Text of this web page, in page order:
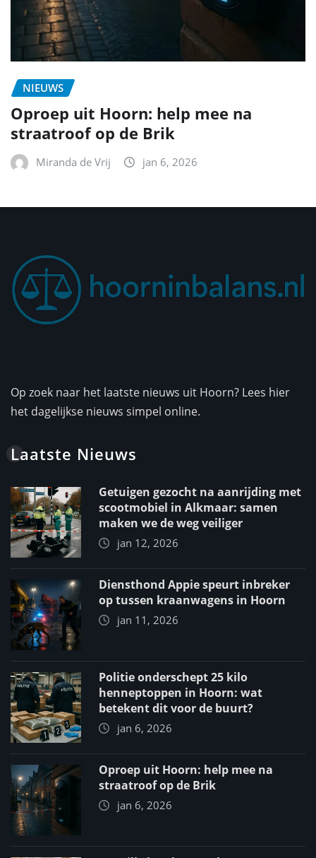
NIEUWS
Oproep uit Hoorn: help mee na
straatroof op de Brik
Miranda de Vrij jan 6, 2026
Op zoek naar het laatste nieuws uit Hoorn? Lees hier
het dagelijkse nieuws simpel online.
Laatste Nieuws
Getuigen gezocht na aanrijding met
scootmobiel in Alkmaar: samen
maken we de weg veiliger
jan 12, 2026
Diensthond Appie speurt inbreker
op tussen kraanwagens in Hoorn
jan 11, 2026
Politie onderschept 25 kilo
henneptoppen in Hoorn: wat
betekent dit voor de buurt?
jan 6, 2026
Oproep uit Hoorn: help mee na
straatroof op de Brik
jan 6, 2026